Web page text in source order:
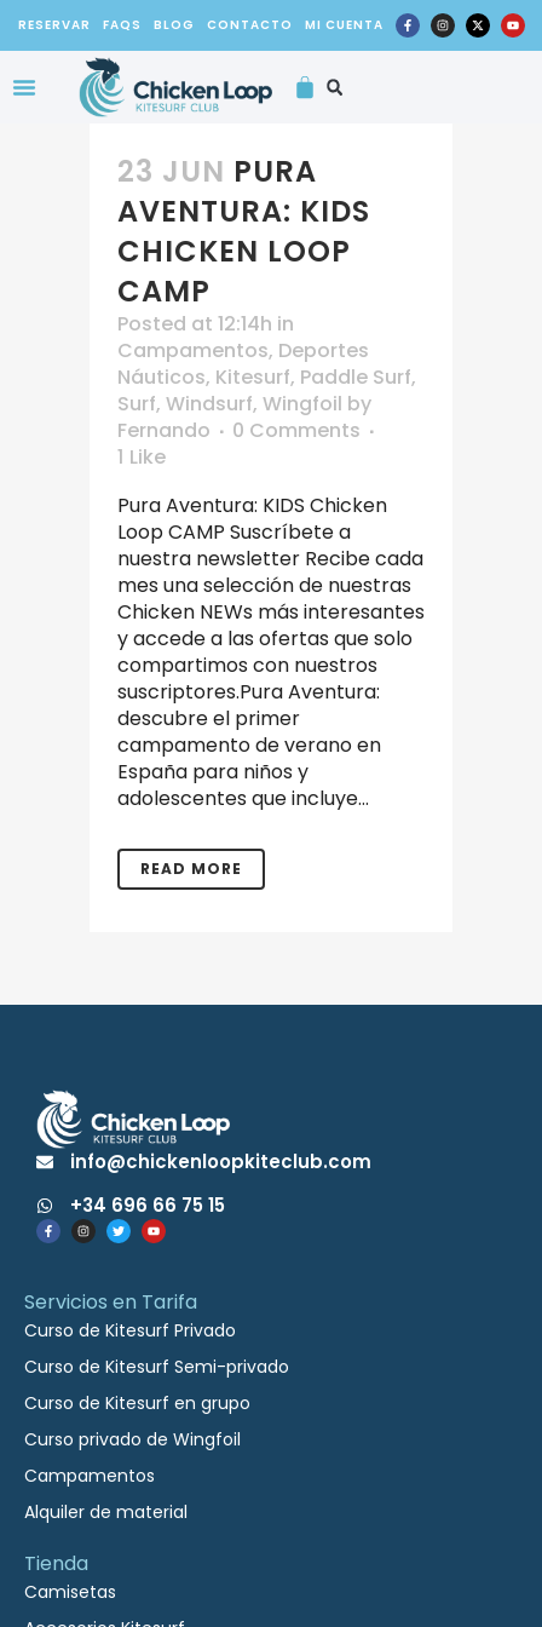
RESERVAR FAQS BLOG CONTACTO MI CUENTA
23 JUN PURA
AVENTURA: KIDS
CHICKEN LOOP
CAMP
Posted at 12:14h in
Campamentos, Deportes
Náuticos, Kitesurf, Paddle Surf,
Surf, Windsurf, Wingfoil by
Fernando
0 Comments
1 Like
Pura Aventura: KIDS Chicken
Loop CAMP Suscríbete a
nuestra newsletter Recibe cada
mes una selección de nuestras
Chicken NEWs más interesantes
y accede a las ofertas que solo
compartimos con nuestros
suscriptores.Pura Aventura:
descubre el primer
campamento de verano en
España para niños y
adolescentes que incluye...
READ MORE
info@chickenloopkiteclub.com
+34 696 66 75 15
Servicios en Tarifa
Curso de Kitesurf Privado
Curso de Kitesurf Semi-privado
Curso de Kitesurf en grupo
Curso privado de Wingfoil
Campamentos
Alquiler de material
Tienda
Camisetas